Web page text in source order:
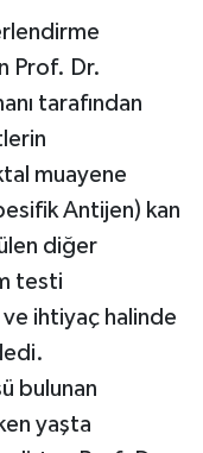
Prof. Dr.
tarafından
muayene
Antijen) kan
diğer
testi
ihtiyaç halinde
bulunan
yaşta